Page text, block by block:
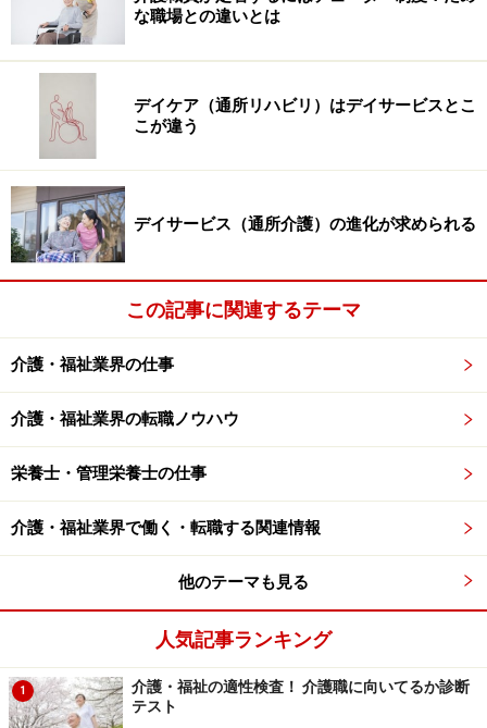
な職場との違いとは
デイケア（通所リハビリ）はデイサービスとこ
こが違う
デイサービス（通所介護）の進化が求められる
この記事に関連するテーマ
介護・福祉業界の仕事
介護・福祉業界の転職ノウハウ
栄養士・管理栄養士の仕事
介護・福祉業界で働く・転職する関連情報
他のテーマも見る
人気記事ランキング
1
介護・福祉の適性検査！ 介護職に向いてるか診断
テスト